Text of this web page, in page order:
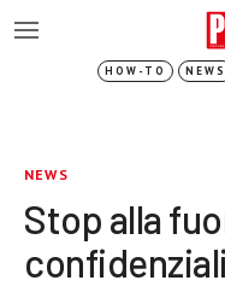
HOW-TO NEWS
NEWS
Stop alla